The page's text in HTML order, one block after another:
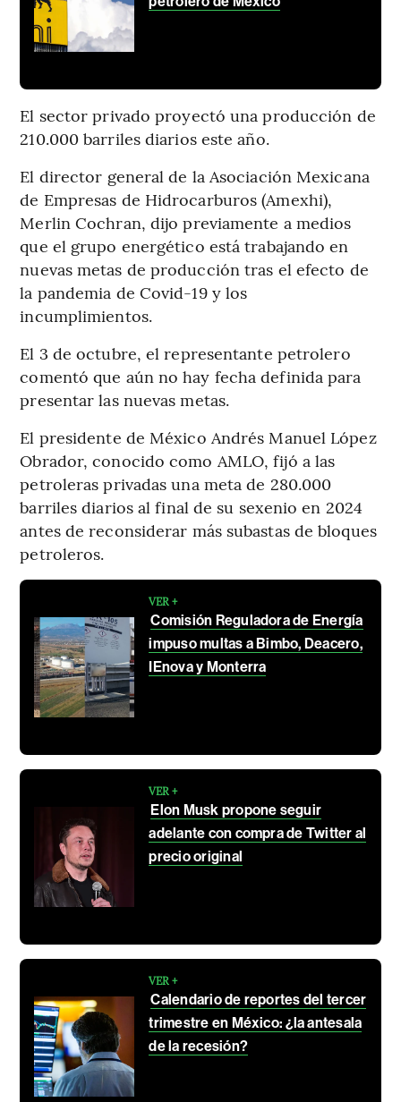
El sector privado proyectó una producción de
210.000 barriles diarios este año.
El director general de la Asociación Mexicana
de Empresas de Hidrocarburos (Amexhi),
Merlin Cochran, dijo previamente a medios
que el grupo energético está trabajando en
nuevas metas de producción tras el efecto de
la pandemia de Covid-19 y los
incumplimientos.
El 3 de octubre, el representante petrolero
comentó que aún no hay fecha definida para
presentar las nuevas metas.
El presidente de México Andrés Manuel López
Obrador, conocido como AMLO, fijó a las
petroleras privadas una meta de 280.000
barriles diarios al final de su sexenio en 2024
antes de reconsiderar más subastas de bloques
petroleros.
VER +
Comisión Reguladora de Energía
impuso multas a Bimbo, Deacero,
IEnova y Monterra
VER +
Elon Musk propone seguir
adelante con compra de Twitter al
precio original
VER +
Calendario de reportes del tercer
trimestre en México: ¿la antesala
de la recesión?